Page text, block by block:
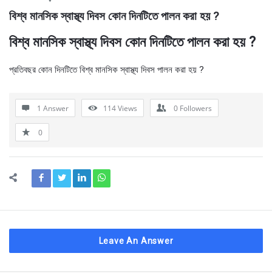
BanglaQuiz
Latest
Questions
বিশ্ব মানসিক স্বাস্থ্য দিবস কোন দিনটিতে পালন করা হয় ?
বিশ্ব মানসিক স্বাস্থ্য দিবস কোন দিনটিতে পালন করা হয় ?
প্রতিবছর কোন দিনটিতে বিশ্ব মানসিক স্বাস্থ্য দিবস পালন করা হয় ?
1 Answer 114Views 0 Followers
0
Leave An Answer